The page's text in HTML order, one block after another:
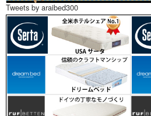
Tweets by araibed300